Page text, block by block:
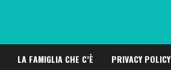
LA FAMIGLIA CHE C’È PRIVACY POLICY